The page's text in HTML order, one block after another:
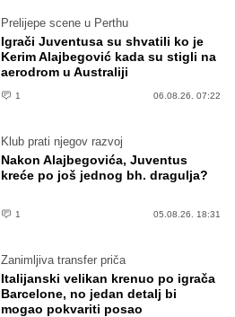
Prelijepe scene u Perthu
Igrači Juventusa su shvatili ko je
Kerim Alajbegović kada su stigli na
aerodrom u Australiji
1 06.08.26. 07:22
Klub prati njegov razvoj
Nakon Alajbegovića, Juventus
kreće po još jednog bh. dragulja?
1 05.08.26. 18:31
Zanimljiva transfer priča
Italijanski velikan krenuo po igrača
Barcelone, no jedan detalj bi
mogao pokvariti posao